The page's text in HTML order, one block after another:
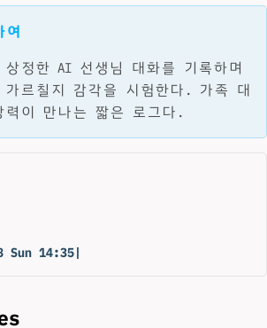
여
상정한 AI 선생님 대화를 기록하며
가르칠지 감각을 시험한다. 가족 대
력이 만나는 짧은 로그다.
Sun 14:35|